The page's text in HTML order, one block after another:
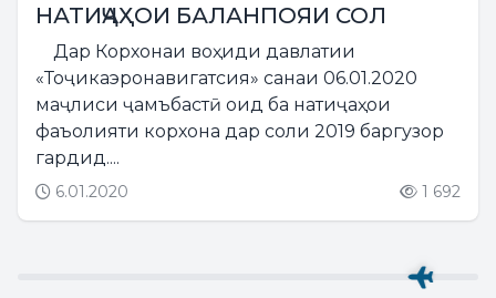
НАТИҶАҲОИ БАЛАНПОЯИ СОЛ
Дар Корхонаи воҳиди давлатии
«Тоҷикаэронавигатсия» санаи 06.01.2020
маҷлиси ҷамъбастӣ оид ба натиҷаҳои
фаъолияти корхона дар соли 2019 баргузор
гардид....
6.01.2020 1 692